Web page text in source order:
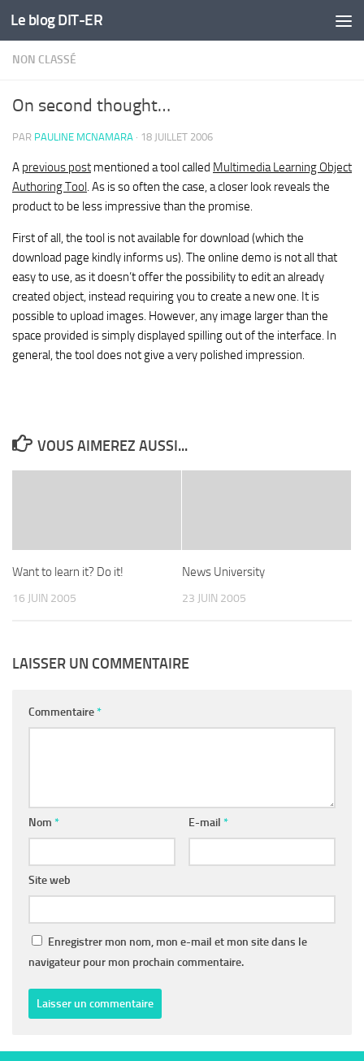
Skip to content
Le blog DIT-ER
NON CLASSÉ
On second thought…
PAR PAULINE MCNAMARA · 18 JUILLET 2006
A previous post mentioned a tool called Multimedia Learning Object
Authoring Tool. As is so often the case, a closer look reveals the
product to be less impressive than the promise.
First of all, the tool is not available for download (which the
download page kindly informs us). The online demo is not all that
easy to use, as it doesn’t offer the possibility to edit an already
created object, instead requiring you to create a new one. It is
possible to upload images. However, any image larger than the
space provided is simply displayed spilling out of the interface. In
general, the tool does not give a very polished impression.
VOUS AIMEREZ AUSSI...
Want to learn it? Do it!
16 JUIN 2005
News University
23 JUIN 2005
LAISSER UN COMMENTAIRE
Commentaire*
Nom * E-mail *
Site web
Enregistrer mon nom, mon e-mail et mon site dans le
navigateur pour mon prochain commentaire.